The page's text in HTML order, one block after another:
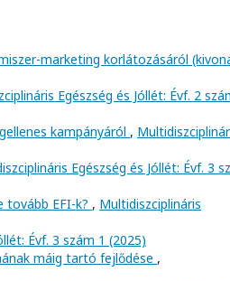
marketing korlátozásáról
Egészség és Jóllét: Évf. 2
kampányáról ,
Egészség és Jóllét: Évf. 3
tovább EFI-k? , Multidiszciplináris
Évf. 3 szám 1 (2025)
máig tartó fejlődése ,